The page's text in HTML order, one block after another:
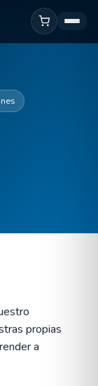
propias
a